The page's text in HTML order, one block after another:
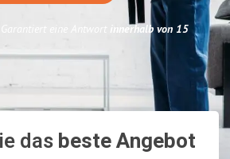
innerhalb von 15
dasbeste Angebot